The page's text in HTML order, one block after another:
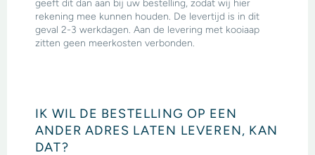
geeft dit dan aan bij uw bestelling, zodat wij hier
rekening mee kunnen houden. De levertijd is in dit
geval 2-3 werkdagen. Aan de levering met kooiaap
zitten geen meerkosten verbonden.
IK WIL DE BESTELLING OP EEN
ANDER ADRES LATEN LEVEREN, KAN
DAT?